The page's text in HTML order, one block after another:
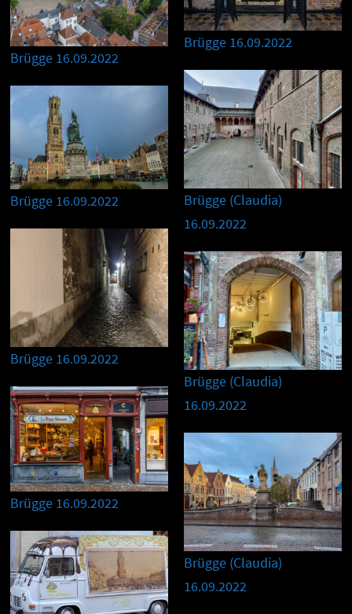
Brügge 16.09.2022
Brügge 16.09.2022
Brügge (Claudia)
16.09.2022
Brügge 16.09.2022
Brügge 16.09.2022
Brügge (Claudia)
16.09.2022
Brügge 16.09.2022
Brügge (Claudia)
16.09.2022